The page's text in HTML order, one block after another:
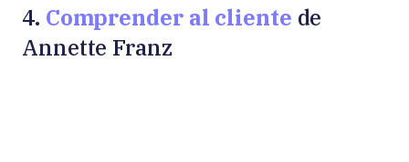
4. Comprender al cliente de
Annette Franz